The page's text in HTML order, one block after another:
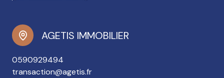
AGETIS IMMOBILIER
0590929494
transaction@agetis.fr